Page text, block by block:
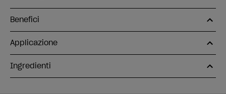
Benefici
Applicazione
Ingredienti